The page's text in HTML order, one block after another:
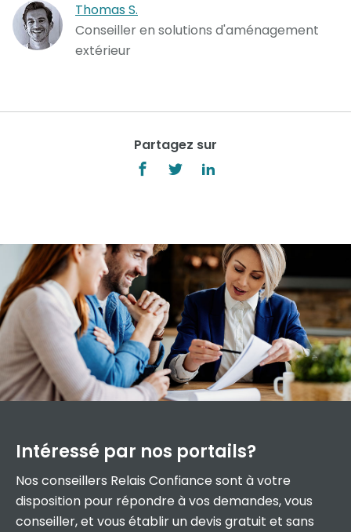
Thomas S.
Conseiller en solutions d'aménagement
extérieur
Partagez sur
Intéressé par nos portails?
Nos conseillers Relais Confiance sont à votre
disposition pour répondre à vos demandes, vous
conseiller, et vous établir un devis gratuit et sans